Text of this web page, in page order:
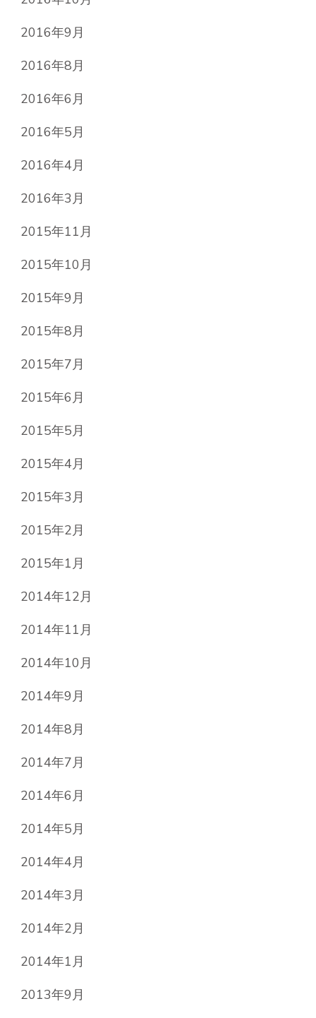
2016年9月
2016年8月
2016年6月
2016年5月
2016年4月
2016年3月
2015年11月
2015年10月
2015年9月
2015年8月
2015年7月
2015年6月
2015年5月
2015年4月
2015年3月
2015年2月
2015年1月
2014年12月
2014年11月
2014年10月
2014年9月
2014年8月
2014年7月
2014年6月
2014年5月
2014年4月
2014年3月
2014年2月
2014年1月
2013年9月